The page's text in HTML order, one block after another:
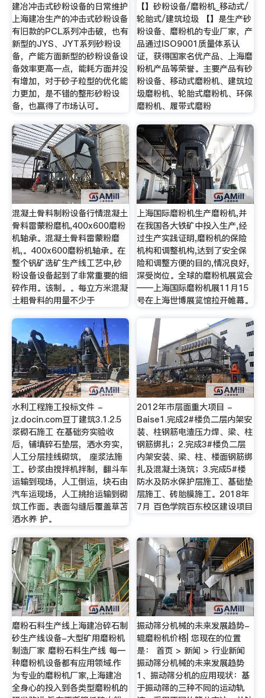
建冶冲击式砂粉设备的日常维护
上海建冶生产的冲击式砂粉设备
有旧款的PCL系列冲击破，也有
新型的JYS、JYT系列砂粉设
备，产能方面新型的砂粉设备设
备效率更高一点，能耗方面并没
有增加，对于砂子粒型的优化能
力更加，是不错的整形砂粉设
备，也赢得了市场认可。
【】砂粉设备/磨粉机_移动式/
轮胎式/建筑垃圾 【】是生产砂
粉设备、磨粉机的专业厂家，产
品通过ISO9001质量体系认
证，获得国家名优产品、上海磨
粉机产品等荣誉。主要产品有砂
粉设备、移动式磨粉机、建筑垃
圾磨粉机、轮胎式磨粉机、环保
磨粉机、履带式磨粉
混凝土骨料制粉设备行情混凝土
骨料雷蒙粉磨机,400x600磨粉
机轴承。混凝土骨料雷蒙粉磨
机,。400x600磨粉机轴承。在
整个钒矿选矿生产线工艺中,砂
粉设备设备起到了非常重要的细
碎作用。该制。。每立方米混凝
土粗骨料的用量不少于
上海国际磨粉机生产磨粉机,并
在我国各大铁矿中投入生产,经
过生产实践证明,磨粉机的保险
机构和调整机构,达到了安全保
险和调整方便的目的,情况良好,
深受岗位。全球的磨粉机展览会
——上海国际磨粉机展11月15
号在上海世博展览馆拉开帷幕。
水利工程施工投标文件 -
jz.docin.com豆丁建筑3.1.2.5
浆砌石施工 在基础夯实验收
后，铺填碎石垫层，洒水夯实，
人工分层挂线砌筑， 座浆法施
工。砂浆由搅拌机拌制，翻斗车
运输到现场，人工倒运，块石由
汽车运现场，人工挑抬运输到砌
筑工作面。表面勾缝后覆盖草苫
洒水养 护。
2012年市层面重大项目 -
Baise1.完成2#楼负二层内架安
装、柱钢筋电渣压力焊、梁、柱
钢筋绑扎；2.完成3#楼负二层
内架安装、梁、柱、楼面钢筋绑
扎及混凝土浇筑；3.完成5#楼
防水及防水保护层施工、基础垫
层施工、砖胎膜施工。2018年
7月 百色学院百东校区建设项目
磨粉石料生产线上海建冶碎石制
砂生产线设备-大型矿用磨粉机
制造厂家 磨粉石料生产线 每一
种磨粉机设备都有应用领域.作
为专业的磨粉机厂家,上海建冶
全身心的投入到各类型磨粉机的
振动筛分机械的未来发展趋势-
辊磨粉机价格| 您现在的位置
是： 首页 > 新闻 > 行业新闻
振动筛分机械的未来发展趋势
1、振动筛分机的应用现状：基
于振动筛的三种不同的运动轨